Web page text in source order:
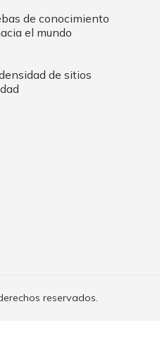
de conocimiento
el mundo
de sitios
reservados.